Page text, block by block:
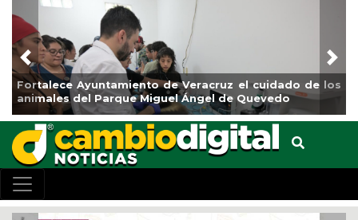
Ayuntamiento de Veracruz el cuidado de los
del Parque Miguel Ángel de Quevedo
La
de
Previous